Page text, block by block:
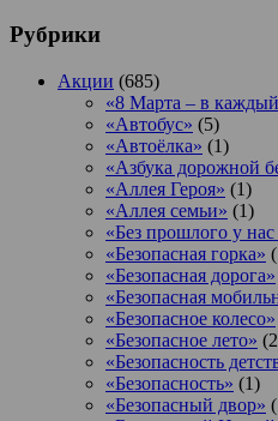
Рубрики
Акции (685)
«8 Марта – в
«Автобус» (5)
«Автоёлка» (1)
«Азбука дорожной
«Аллея Героя» (1)
«Аллея семьи» (1)
«Без прошлого у
«Безопасная горка»
«Безопасная дорога»
«Безопасная
«Безопасное колесо»
«Безопасное лето»
«Безопасность
«Безопасность» (1)
«Безопасный двор»